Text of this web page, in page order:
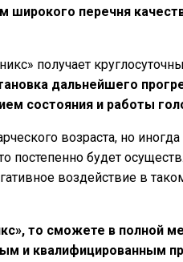
перечня
получает
дальнейшего
состояния и работы
возраста, но
будет
воздействие в
то сможете в полной
и квалифицированным